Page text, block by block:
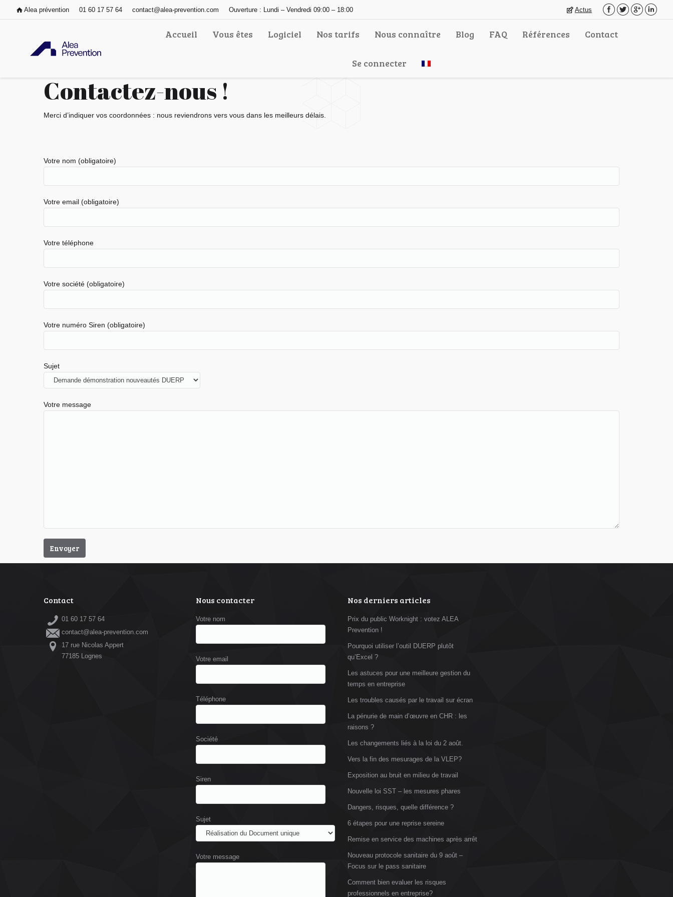
Alea prévention 01 60 17 57 64 contact@alea-prevention.com Ouverture : Lundi – Vendredi 09:00 – 18:00 Actus
Accueil Vous êtes Logiciel Nos tarifs Nous connaître Blog FAQ Références Contact
Se connecter
Contactez-nous !
Merci d’indiquer vos coordonnées : nous reviendrons vers vous dans les meilleurs délais.
Votre nom (obligatoire)
Votre email (obligatoire)
Votre téléphone
Votre société (obligatoire)
Votre numéro Siren (obligatoire)
Sujet
Votre message
Contact
01 60 17 57 64
contact@alea-prevention.com
17 rue Nicolas Appert
77185 Lognes
Nous contacter
Votre nom
Votre email
Téléphone
Société
Siren
Sujet
Votre message
Nos derniers articles
Prix du public Worknight : votez ALEA
Prevention !
Pourquoi utiliser l’outil DUERP plutôt
qu’Excel ?
Les astuces pour une meilleure gestion du
temps en entreprise
Les troubles causés par le travail sur écran
La pénurie de main d’œuvre en CHR : les
raisons ?
Les changements liés à la loi du 2 août.
Vers la fin des mesurages de la VLEP?
Exposition au bruit en milieu de travail
Nouvelle loi SST – les mesures phares
Dangers, risques, quelle différence ?
6 étapes pour une reprise sereine
Remise en service des machines après arrêt
Nouveau protocole sanitaire du 9 août –
Focus sur le pass sanitaire
Comment bien evaluer les risques
professionnels en entreprise?